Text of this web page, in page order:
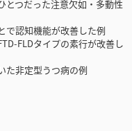
とつだった注意欠如・多動性
で認知機能が改善した例
FLDタイプの素行が改善し
た非定型うつ病の例